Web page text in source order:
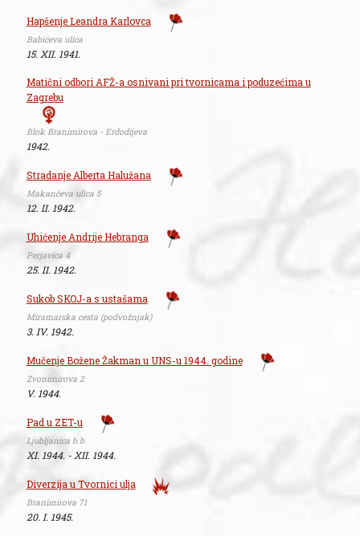
Hapšenje Leandra Karlovca
Babićeva ulica
15. XII. 1941.
Matični odbori AFŽ-a osnivani pri tvornicama i poduzećima u
Zagrebu
Blok Branimirova - Erdodijeva
1942.
Stradanje Alberta Halužana
Makančeva ulica 5
12. II. 1942.
Uhićenje Andrije Hebranga
Perjavica 4
25. II. 1942.
Sukob SKOJ-a s ustašama
Miramarska cesta (podvožnjak)
3. IV. 1942.
Mučenje Božene Žakman u UNS-u 1944. godine
Zvonimirova 2
V. 1944.
Pad u ZET-u
Ljubljanica b.b.
XI. 1944. - XII. 1944.
Diverzija u Tvornici ulja
Branimirova 71
20. I. 1945.